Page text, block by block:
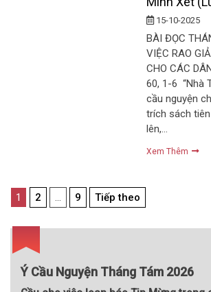
15-10-2025
BÀI ĐỌC
VIỆC RAO
CHO CÁC
60, 1-6 “Nhà
cầu nguyện
trích sách
lên,…
Xem Thêm
Điều
hướng
bài
viết
1 2 … 9 Tiếp theo
Ý Cầu Nguyện Tháng Tám 2026